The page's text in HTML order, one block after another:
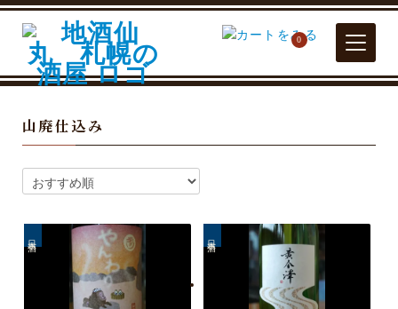
0
山廃仕込み